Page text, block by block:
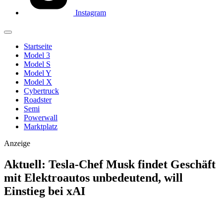
Instagram
Startseite
Model 3
Model S
Model Y
Model X
Cybertruck
Roadster
Semi
Powerwall
Marktplatz
Anzeige
Aktuell: Tesla-Chef Musk findet Geschäft
mit Elektroautos unbedeutend, will
Einstieg bei xAI